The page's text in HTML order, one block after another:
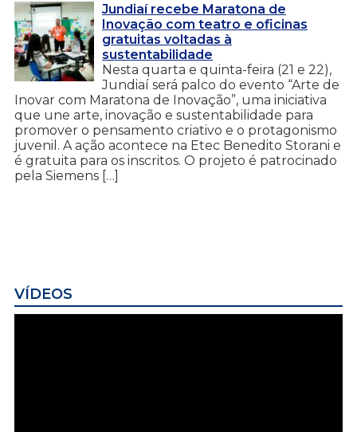
Jundiaí recebe Maratona de
Inovação com teatro e oficinas
gratuitas voltadas à
sustentabilidade
Nesta quarta e quinta-feira (21 e 22),
Jundiaí será palco do evento “Arte de
Inovar com Maratona de Inovação”, uma iniciativa
que une arte, inovação e sustentabilidade para
promover o pensamento criativo e o protagonismo
juvenil. A ação acontece na Etec Benedito Storani e
é gratuita para os inscritos. O projeto é patrocinado
pela Siemens […]
VÍDEOS